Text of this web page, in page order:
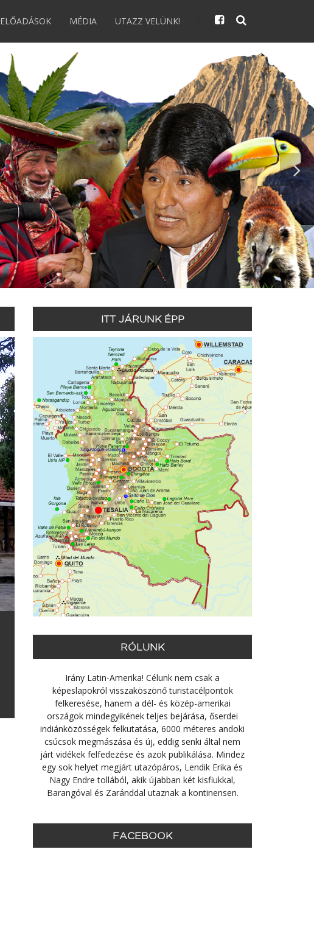
ELŐADÁSOK MÉDIA UTAZZ VELÜNK!
ITT JÁRUNK ÉPP
RÓLUNK
Irány Latin-Amerika! Célunk nem csak a
képeslapokról visszaköszönő turistacélpontok
felkeresése, hanem a dél- és közép-amerikai
országok mindegyikének teljes bejárása, őserdei
indiánközösségek felkutatása, 6000 méteres andoki
csúcsok megmászása és új, eddig senki által nem
járt vidékek felfedezése és azok publikálása. Mindez
egy sok helyet megjárt utazópáros, Lendik Erika és
Nagy Endre tollából, akik újabban két kisfiukkal,
Barangóval és Zaránddal utaznak a kontinensen.
FACEBOOK